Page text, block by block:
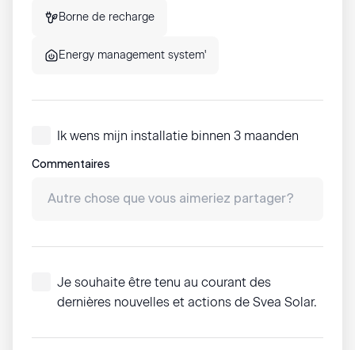
Borne de recharge
Energy management system'
Ik wens mijn installatie binnen 3 maanden
Commentaires
Je souhaite être tenu au courant des
dernières nouvelles et actions de Svea Solar.